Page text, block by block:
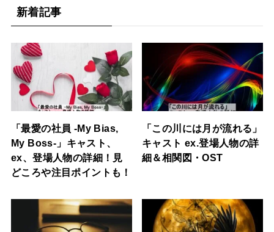
新着記事
「最愛の社員 -My Bias,
My Boss-」キャスト、
ex、登場人物の詳細！見
どころや注目ポイントも！
「この川には月が流れる」
キャスト ex.登場人物の詳
細＆相関図・OST